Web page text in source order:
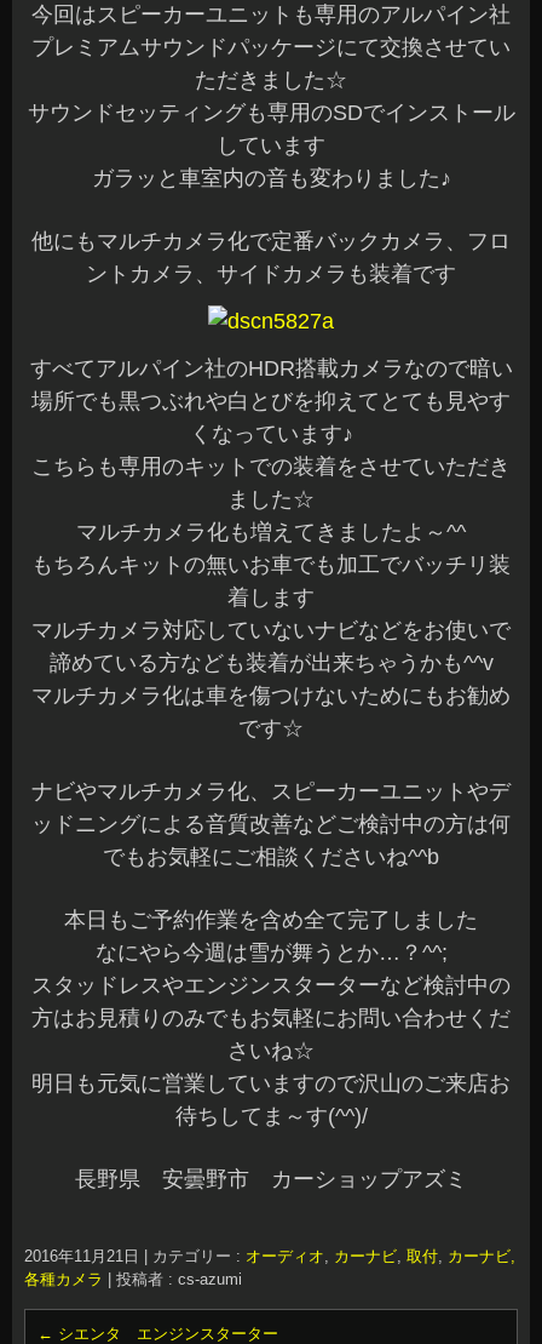
今回はスピーカーユニットも専用のアルパイン社
プレミアムサウンドパッケージにて交換させてい
ただきました☆
サウンドセッティングも専用のSDでインストール
しています
ガラッと車室内の音も変わりました♪
他にもマルチカメラ化で定番バックカメラ、フロ
ントカメラ、サイドカメラも装着です
すべてアルパイン社のHDR搭載カメラなので暗い
場所でも黒つぶれや白とびを抑えてとても見やす
くなっています♪
こちらも専用のキットでの装着をさせていただき
ました☆
マルチカメラ化も増えてきましたよ～^^
もちろんキットの無いお車でも加工でバッチリ装
着します
マルチカメラ対応していないナビなどをお使いで
諦めている方なども装着が出来ちゃうかも^^v
マルチカメラ化は車を傷つけないためにもお勧め
です☆
ナビやマルチカメラ化、スピーカーユニットやデ
ッドニングによる音質改善などご検討中の方は何
でもお気軽にご相談くださいね^^b
本日もご予約作業を含め全て完了しました
なにやら今週は雪が舞うとか…？^^;
スタッドレスやエンジンスターターなど検討中の
方はお見積りのみでもお気軽にお問い合わせくだ
さいね☆
明日も元気に営業していますので沢山のご来店お
待ちしてま～す(^^)/
長野県 安曇野市 カーショップアズミ
2016年11月21日 カテゴリー : オーディオ, カーナビ, 取付, カーナビ,
各種カメラ
投稿者 : cs-azumi
← シエンタ エンジンスターター